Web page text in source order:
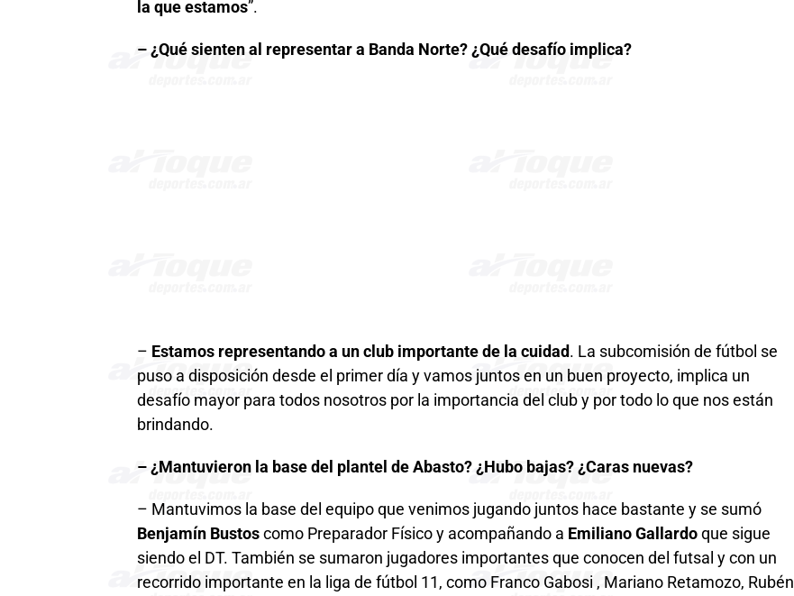
la que estamos”.
– ¿Qué sienten al representar a Banda Norte? ¿Qué desafío implica?
– Estamos representando a un club importante de la cuidad . La subcomisión de fútbol se
puso a disposición desde el primer día y vamos juntos en un buen proyecto, implica un
desafío mayor para todos nosotros por la importancia del club y por todo lo que nos están
brindando.
– ¿Mantuvieron la base del plantel de Abasto? ¿Hubo bajas? ¿Caras nuevas?
– Mantuvimos la base del equipo que venimos jugando juntos hace bastante y se sumó
Benjamín Bustos como Preparador Físico y acompañando a Emiliano Gallardo que sigue
siendo el DT. También se sumaron jugadores importantes que conocen del futsal y con un
recorrido importante en la liga de fútbol 11, como Franco Gabosi , Mariano Retamozo, Rubén